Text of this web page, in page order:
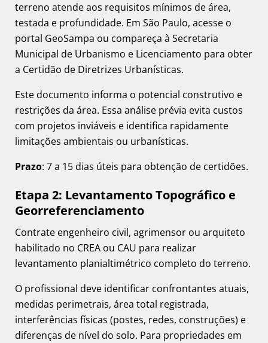
terreno atende aos requisitos mínimos de área,
testada e profundidade. Em São Paulo, acesse o
portal GeoSampa ou compareça à Secretaria
Municipal de Urbanismo e Licenciamento para obter
a Certidão de Diretrizes Urbanísticas.
Este documento informa o potencial construtivo e
restrições da área. Essa análise prévia evita custos
com projetos inviáveis e identifica rapidamente
limitações ambientais ou urbanísticas.
Prazo: 7 a 15 dias úteis para obtenção de certidões.
Etapa 2: Levantamento Topográfico e
Georreferenciamento
Contrate engenheiro civil, agrimensor ou arquiteto
habilitado no CREA ou CAU para realizar
levantamento planialtimétrico completo do terreno.
O profissional deve identificar confrontantes atuais,
medidas perimetrais, área total registrada,
interferências físicas (postes, redes, construções) e
diferenças de nível do solo. Para propriedades em